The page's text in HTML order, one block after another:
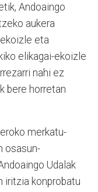
Andoaingo
aukera
eta
elikagai-ekoizle
nahi ez
bere horretan
merkatu-
osasun-
Udalak
iritzia konprobatu